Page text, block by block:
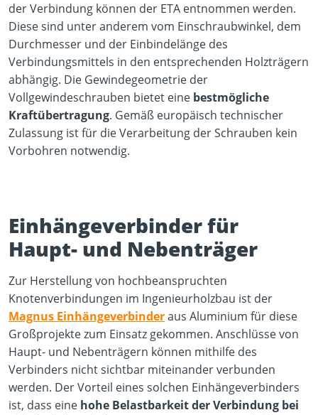
der Verbindung können der ETA entnommen werden.
Diese sind unter anderem vom Einschraubwinkel, dem
Durchmesser und der Einbindelänge des
Verbindungsmittels in den entsprechenden Holzträgern
abhängig. Die Gewindegeometrie der
Vollgewindeschrauben bietet eine bestmögliche
Kraftübertragung. Gemäß europäisch technischer
Zulassung ist für die Verarbeitung der Schrauben kein
Vorbohren notwendig.
Einhängeverbinder für
Haupt- und Nebenträger
Zur Herstellung von hochbeanspruchten
Knotenverbindungen im Ingenieurholzbau ist der
Magnus Einhängeverbinderaus Aluminium für diese
Großprojekte zum Einsatz gekommen. Anschlüsse von
Haupt- und Nebenträgern können mithilfe des
Verbinders nicht sichtbar miteinander verbunden
werden. Der Vorteil eines solchen Einhängeverbinders
ist, dass eine hohe Belastbarkeit der Verbindung bei